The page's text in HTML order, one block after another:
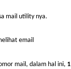
mail utility nya.
email
mail, dalam hal ini, 1